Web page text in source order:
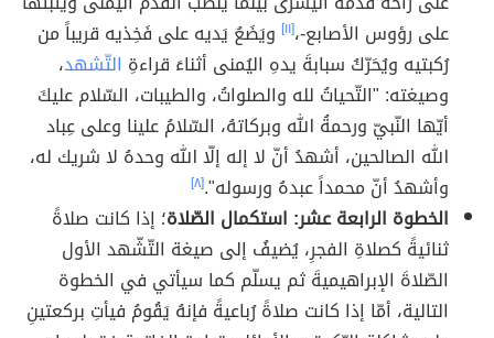
على رؤوس الأصابع-،[١١] ويَضَعُ يَديه على فَخِذيه قريباً من
رُكبتيه ويُحَرّكُ سبابةَ يدهِ اليُمنى أثناءَ قراءةِ التّشهد،
وصيغته: "التّحياتُ لله والصلواتُ، والطيبات، السّلام عليكَ
أيّها النّبيّ ورحمةُ الله وبركاتهُ، السّلامُ علينا وعلى عِباد
الله الصالحين، أشهدُ أنّ لا إله إلّا الله وحدهُ لا شريك له،
وأشهدُ أنّ محمداً عبدهُ ورسوله".[٨]
الخطوة الرابعة عشر: استكمال الصّلاة؛ إذا كانت صلاةً
ثنائيةً كصلاةِ الفجرِ، يُضيفُ إلى صيغة التّشّهد الأول
الصّلاةَ الإبراهيميةَ ثم يسلّم كما سيأتي في الخطوة
التالية، أمّا إذا كانت صلاةً رُباعيةً فإنهُ يَقُومُ فيأتِ بركعتينِ